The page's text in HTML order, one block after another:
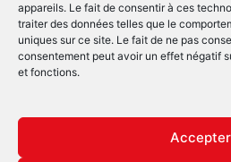
appareils. Le fait de consentir à ces
traiter des données telles que le
uniques sur ce site. Le fait de ne pas
consentement peut avoir un effet négatif
et fonctions.
Accepter
CLIQUEZ
SUIVEZ-